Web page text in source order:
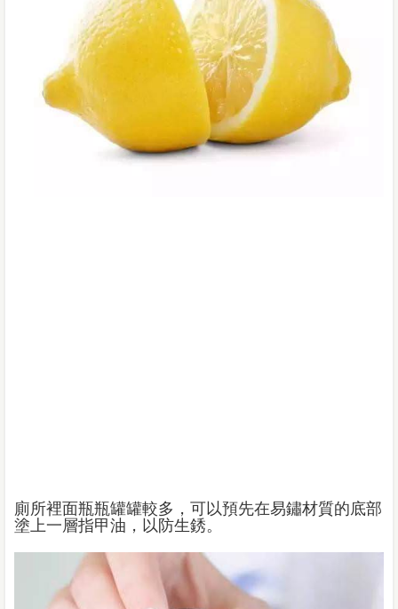
廁所裡面瓶瓶罐罐較多，可以預先在易鏽材質的底部
塗上一層指甲油，以防生銹。